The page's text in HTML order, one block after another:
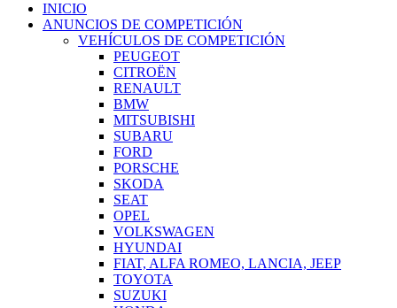
INICIO
ANUNCIOS DE COMPETICIÓN
VEHÍCULOS DE COMPETICIÓN
PEUGEOT
CITROËN
RENAULT
BMW
MITSUBISHI
SUBARU
FORD
PORSCHE
SKODA
SEAT
OPEL
VOLKSWAGEN
HYUNDAI
FIAT, ALFA ROMEO, LANCIA, JEEP
TOYOTA
SUZUKI